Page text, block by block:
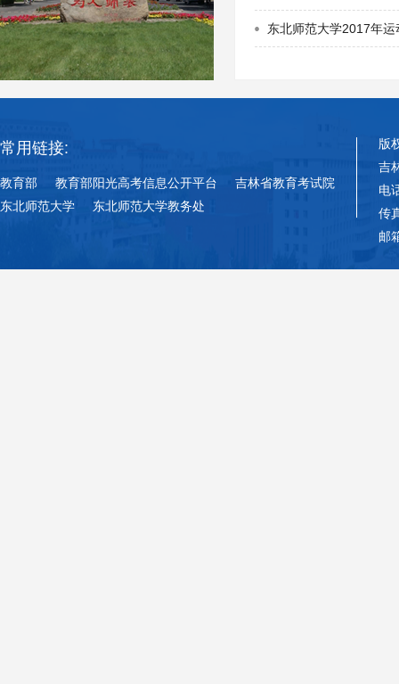
东北师范大学2017年
常用链接:
教育部 教育部阳光高考信息公开平台
吉林省教育考试院
东北师范大学
东北师范大学教务处
版
吉
电
传
邮